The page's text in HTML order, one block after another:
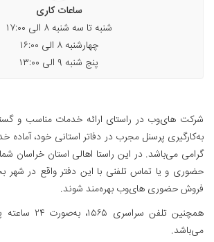
ساعات کاری
شنبه تا سه شنبه ۸ الی ۱۷:۰۰
چهارشنبه ۸ الی ۱۶:۰۰
پنج شنبه ۹ الی ۱۳:۰۰
شرکت های‌وب در راستای ارائه خدمات مناسب و
به‌کارگیری پرسنل مجرب در دفاتر استانی خود،
گرامی می‌باشد. در این راستا اهالی استان خراسان
حضوری و یا تماس تلفنی با این دفتر واقع در شهر
فروش حضوری های‌وب بهره‌مند شوند.
همچنین تلفن
می‌باشد.